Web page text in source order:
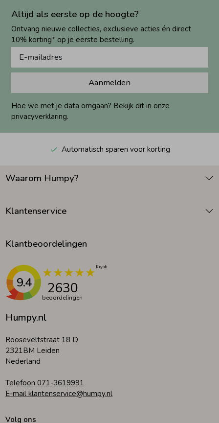
Altijd als eerste op de hoogte?
Ontvang nieuwe collecties, exclusieve acties én direct
10% korting* op je eerste bestelling.
Aanmelden
Hoe we met je data omgaan? Bekijk dit in onze
privacyverklaring.
Automatisch sparen voor korting
Humpy.nl
Rooseveltstraat 18 D
2321BM Leiden
Nederland
Telefoon 071-3619991
E-mail klantenservice@humpy.nl
Waarom Humpy?
Klantenservice
Klantbeoordelingen
9.4 2630
beoordelingen
Volg ons